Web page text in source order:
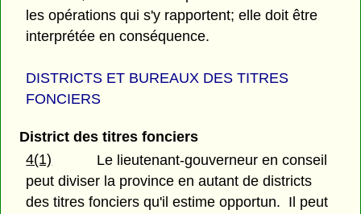
les opérations qui s'y rapportent; elle doit être
interprétée en conséquence.
DISTRICTS ET BUREAUX DES TITRES
FONCIERS
District des titres fonciers
4(1)
Le lieutenant-gouverneur en conseil
peut diviser la province en autant de districts
des titres fonciers qu'il estime opportun. Il peut